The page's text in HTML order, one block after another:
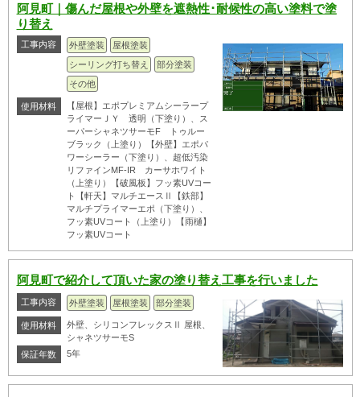
阿見町｜傷んだ屋根や外壁を遮熱性･耐候性の高い塗料で塗
り替え
工事内容 外壁塗装
屋根塗装
シーリング打ち替え
部分塗装
その他
使用材料
【屋根】エポプレミアムシーラープ
ライマーＪＹ 透明（下塗り）、ス
ーパーシャネツサーモF トゥルー
ブラック（上塗り）【外壁】エポパ
ワーシーラー（下塗り）、超低汚染
リファインMF-IR カーサホワイト
（上塗り）【破風板】フッ素UVコー
ト【軒天】マルチエースⅡ【鉄部】
マルチプライマーエポ（下塗り）、
フッ素UVコート（上塗り）【雨樋】
フッ素UVコート
阿見町で紹介して頂いた家の塗り替え工事を行いました
工事内容 外壁塗装 屋根塗装 部分塗装
使用材料
外壁、シリコンフレックスⅡ 屋根、
シャネツサーモS
保証年数
5年